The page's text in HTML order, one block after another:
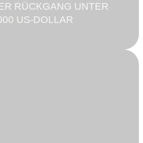
RÜCKGANG UNTER
US-DOLLAR